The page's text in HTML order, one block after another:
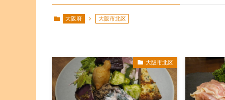
大阪府 大阪市北区
大阪市北区